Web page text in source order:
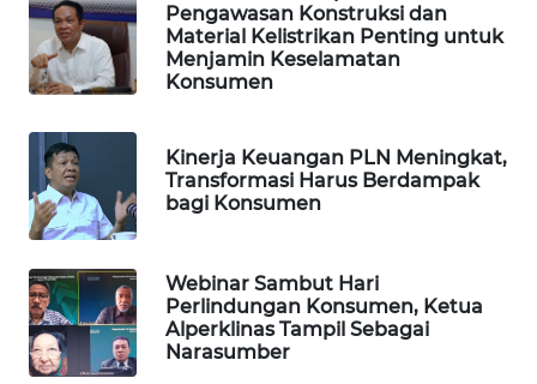
Pengawasan Konstruksi dan
Material Kelistrikan Penting untuk
Menjamin Keselamatan
Konsumen
Kinerja Keuangan PLN Meningkat,
Transformasi Harus Berdampak
bagi Konsumen
Webinar Sambut Hari
Perlindungan Konsumen, Ketua
Alperklinas Tampil Sebagai
Narasumber
Network
KONSUMEN
LISTRIK
MASYARAKAT
KELISTRIKAN
WALINKI
ID
MAWAKA